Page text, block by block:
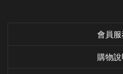
會員服
購物說